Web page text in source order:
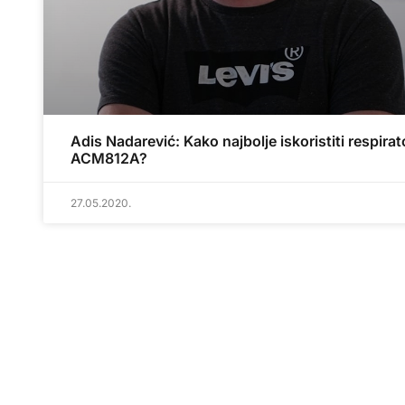
Adis Nadarević: Kako najbolje iskoristiti
ACM812A?
27.05.2020.